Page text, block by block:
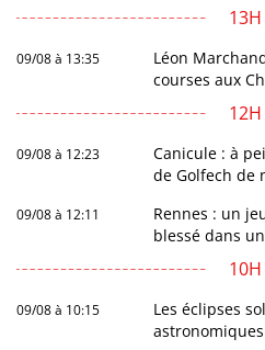
13H
09/08 à 13:35
Léon
courses aux
12H
09/08 à 12:23
Canicule : à
de Golfech de
09/08 à 12:11
Rennes : un
blessé dans
10H
09/08 à 10:15
Les éclipses
astronomiques